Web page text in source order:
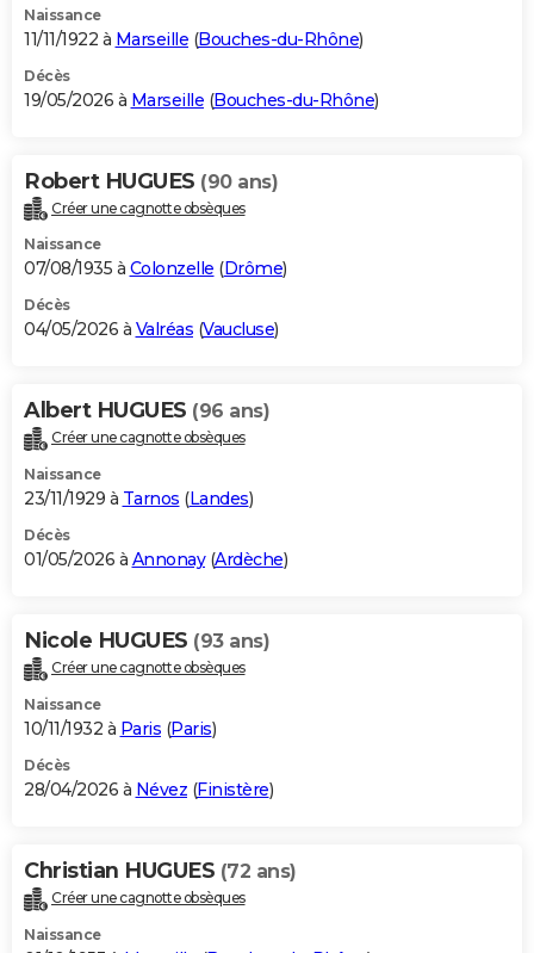
Naissance
11/11/1922 à Marseille (Bouches-du-Rhône)
Décès
19/05/2026 à Marseille (Bouches-du-Rhône)
Robert HUGUES (90 ans)
Créer une cagnotte obsèques
Naissance
07/08/1935 à Colonzelle (Drôme)
Décès
04/05/2026 à Valréas (Vaucluse)
Albert HUGUES (96 ans)
Créer une cagnotte obsèques
Naissance
23/11/1929 à Tarnos (Landes)
Décès
01/05/2026 à Annonay(Ardèche)
Nicole HUGUES (93 ans)
Créer une cagnotte obsèques
Naissance
10/11/1932 à Paris (Paris)
Décès
28/04/2026 à Névez (Finistère)
Christian HUGUES (72 ans)
Créer une cagnotte obsèques
Naissance